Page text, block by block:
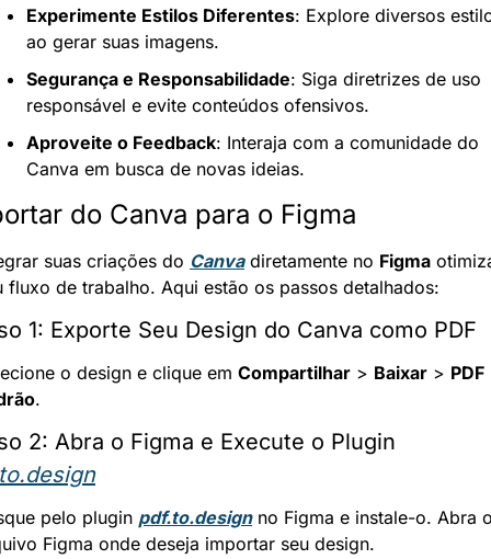
Experimente Estilos Diferentes: Explore diversos
ao gerar suas imagens.
Segurança e Responsabilidade: Siga diretrizes de uso
responsável e evite conteúdos ofensivos.
Aproveite o Feedback: Interaja com a comunidade do
Canva em busca de novas ideias.
do Canva para o Figma
suas criações do Canva diretamente no Figma
fluxo de trabalho. Aqui estão os passos detalhados:
1: Exporte Seu Design do Canva como PDF
o design e clique em Compartilhar > Baixar > PDF
.
pelo plugin pdf.to.design no Figma e instale-o. Abra
Figma onde deseja importar seu design.